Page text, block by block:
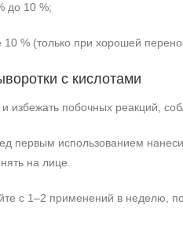
до 10 %;
% (только при хорошей
с кислотами
избежать побочных реакций,
первым использованием
на лице.
с 1–2 применений в неделю,